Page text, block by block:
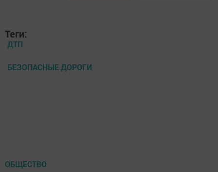
Теги:
ДТП
БЕЗОПАСНЫЕ ДОРОГИ
ОБЩЕСТВО